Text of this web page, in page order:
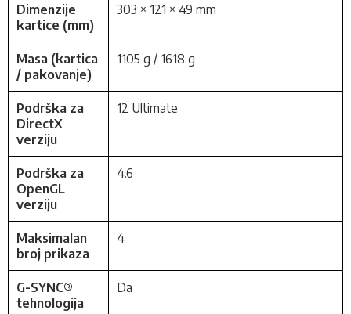
Dimenzije
kartice (mm)
303 × 121 × 49 mm
Masa (kartica
/ pakovanje)
1105 g / 1618 g
Podrška za
DirectX
verziju
12 Ultimate
Podrška za
OpenGL
verziju
4.6
Maksimalan
broj prikaza
4
G-SYNC®
tehnologija
Da